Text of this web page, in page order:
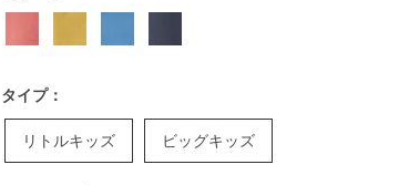
タイプ：
リトルキッズ ビッグキッズ